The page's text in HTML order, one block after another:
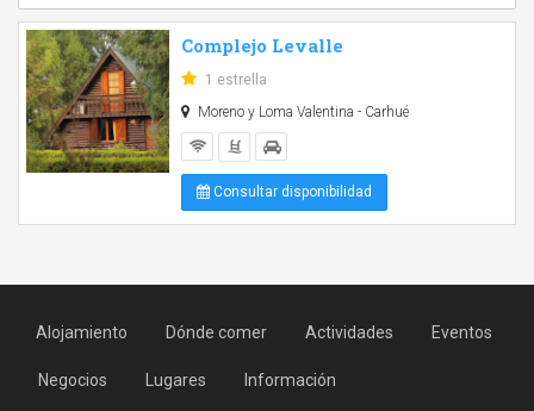
Complejo Levalle
1 estrella
Moreno y Loma Valentina - Carhué
Consultar disponibilidad
Alojamiento Dónde comer Actividades Eventos
Negocios Lugares Información